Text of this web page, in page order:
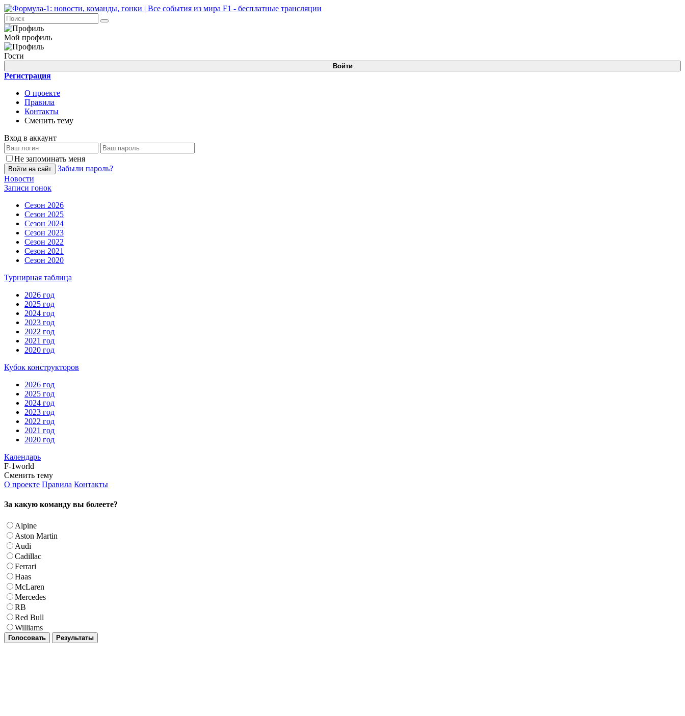
Мой профиль
Гости
Войти
Регистрация
О проекте
Правила
Контакты
Сменить тему
Вход в аккаунт
Не запоминать меня
Войти на сайт
Забыли пароль?
Новости
Записи гонок
Сезон 2026
Сезон 2025
Сезон 2024
Сезон 2023
Сезон 2022
Сезон 2021
Сезон 2020
Турнирная таблица
2026 год
2025 год
2024 год
2023 год
2022 год
2021 год
2020 год
Кубок конструкторов
2026 год
2025 год
2024 год
2023 год
2022 год
2021 год
2020 год
Календарь
F-1world
Сменить тему
О проекте Правила Контакты
За какую команду вы болеете?
Alpine
Aston Martin
Audi
Cadillac
Ferrari
Haas
McLaren
Mercedes
RB
Red Bull
Williams
Голосовать Результаты